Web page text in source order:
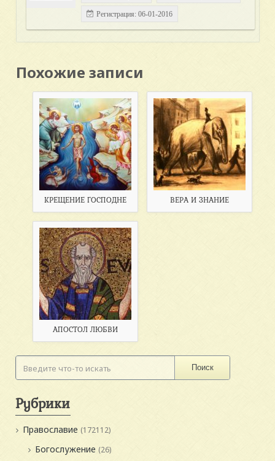
Регистрация: 06-01-2016
Похожие записи
КРЕЩЕНИЕ ГОСПОДНЕ ВЕРА И ЗНАНИЕ
АПОСТОЛ ЛЮБВИ
Поиск
Рубрики
Православие (172112)
Богослужение (26)